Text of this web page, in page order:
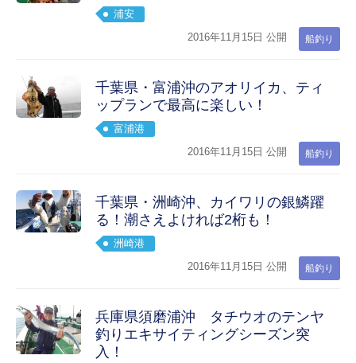
浦安
船釣り
2016年11月15日 公開
千葉県・富浦沖のアオリイカ、ティ
ップランで最高に楽しい！
富浦港
船釣り
2016年11月15日 公開
千葉県・洲崎沖、カイワリの銀鱗躍
る！潮さえよければ2桁も！
洲崎港
船釣り
2016年11月15日 公開
兵庫県須磨浦沖 タチウオのテンヤ
釣りエキサイティングシーズン突
入！